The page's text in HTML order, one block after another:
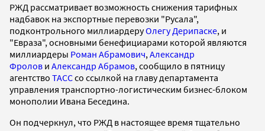
РЖД рассматривает возможность снижения тарифных
надбавок на экспортные перевозки "Русала",
подконтрольного миллиардеруОлегу Дерипаске, и
"Евраза", основными бенефициарами которой являются
миллиардеры Роман Абрамович, Александр
Фролов и Александр Абрамов, сообщило в пятницу
агентство ТАССсо ссылкой на главу департамента
управления транспортно-логистическим бизнес-блоком
монополии Ивана Беседина.
Он подчеркнул, что РЖД в настоящее время тщательно